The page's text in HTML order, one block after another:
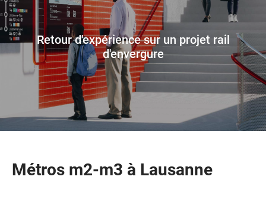
Retour d'expérience sur un projet rail
d'envergure
Métros m2-m3 à Lausanne